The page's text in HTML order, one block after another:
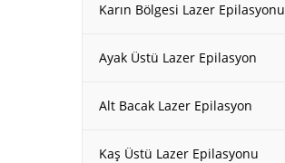
Karın Bölgesi Lazer Epilasyonu
Ayak Üstü Lazer Epilasyon
Alt Bacak Lazer Epilasyon
Kaş Üstü Lazer Epilasyonu